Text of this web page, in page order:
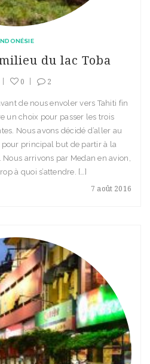
du lac Toba
0 2
7 août 2016
de nous envoler vers Tahiti fin
un choix pour passer les trois
Nous avons décidé d’aller au
pour principal but de partir à la
Nous arrivons par Medan en avion,
à quoi s’attendre. […]